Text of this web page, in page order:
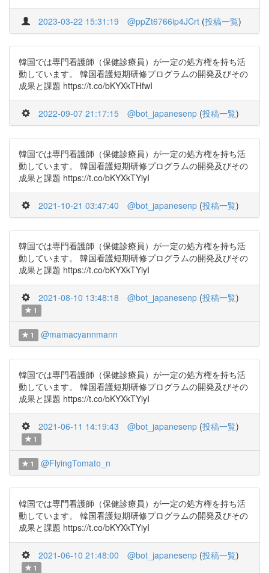
2023-03-22 15:31:19 @ppZt6766ip4JCrt (投稿一覧)
韓国では専門看護師（保健診療員）が一定の処方権を持ち活
動しています。 韓国看護短期研修プログラムの開発及びその
成果と課題 https://t.co/bKYXkTHfwI
2022-09-07 21:17:15 @bot_japanesenp (投稿一覧)
韓国では専門看護師（保健診療員）が一定の処方権を持ち活
動しています。 韓国看護短期研修プログラムの開発及びその
成果と課題 https://t.co/bKYXkTYiyI
2021-10-21 03:47:40 @bot_japanesenp (投稿一覧)
韓国では専門看護師（保健診療員）が一定の処方権を持ち活
動しています。 韓国看護短期研修プログラムの開発及びその
成果と課題 https://t.co/bKYXkTYiyI
2021-08-10 13:48:18 @bot_japanesenp (投稿一覧)
1
1 @mamacyannmann
韓国では専門看護師（保健診療員）が一定の処方権を持ち活
動しています。 韓国看護短期研修プログラムの開発及びその
成果と課題 https://t.co/bKYXkTYiyI
2021-06-11 14:19:43 @bot_japanesenp (投稿一覧)
1
1 @FlyingTomato_n
韓国では専門看護師（保健診療員）が一定の処方権を持ち活
動しています。 韓国看護短期研修プログラムの開発及びその
成果と課題 https://t.co/bKYXkTYiyI
2021-06-10 21:48:00 @bot_japanesenp (投稿一覧)
1